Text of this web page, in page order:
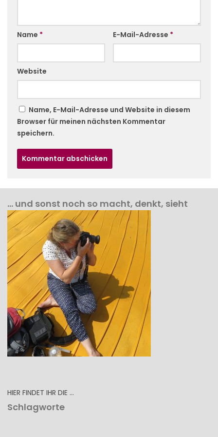
Name * E-Mail-Adresse *
Website
Name, E-Mail-Adresse und Website in diesem
Browser für meinen nächsten Kommentar
speichern.
… und sonst noch so macht, denkt, sieht
HIER FINDET IHR DIE …
Schlagworte